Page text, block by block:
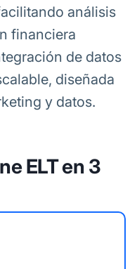
análisis
financiera
de datos
diseñada
y datos.
ELT en 3